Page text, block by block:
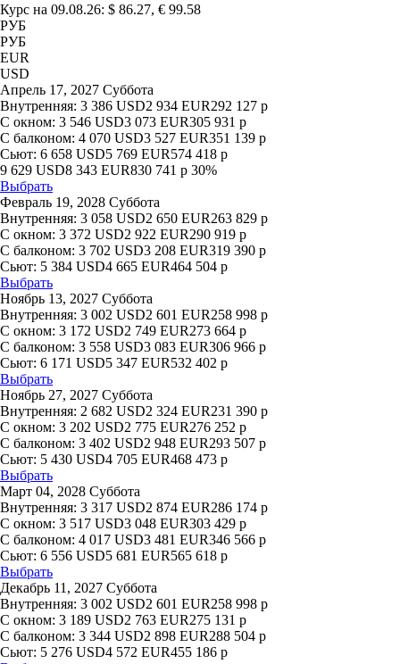
Курс на 09.08.26: $ 86.27, € 99.58
РУБ
РУБ
EUR
USD
Апрель 17, 2027 Суббота
Внутренняя: 3 386 USD2 934 EUR292 127 р
С окном: 3 546 USD3 073 EUR305 931 р
С балконом: 4 070 USD3 527 EUR351 139 р
Сьют: 6 658 USD5 769 EUR574 418 р
9 629 USD8 343 EUR830 741 р 30%
Выбрать
Февраль 19, 2028 Суббота
Внутренняя: 3 058 USD2 650 EUR263 829 р
С окном: 3 372 USD2 922 EUR290 919 р
С балконом: 3 702 USD3 208 EUR319 390 р
Сьют: 5 384 USD4 665 EUR464 504 р
Выбрать
Ноябрь 13, 2027 Суббота
Внутренняя: 3 002 USD2 601 EUR258 998 р
С окном: 3 172 USD2 749 EUR273 664 р
С балконом: 3 558 USD3 083 EUR306 966 р
Сьют: 6 171 USD5 347 EUR532 402 р
Выбрать
Ноябрь 27, 2027 Суббота
Внутренняя: 2 682 USD2 324 EUR231 390 р
С окном: 3 202 USD2 775 EUR276 252 р
С балконом: 3 402 USD2 948 EUR293 507 р
Сьют: 5 430 USD4 705 EUR468 473 р
Выбрать
Март 04, 2028 Суббота
Внутренняя: 3 317 USD2 874 EUR286 174 р
С окном: 3 517 USD3 048 EUR303 429 р
С балконом: 4 017 USD3 481 EUR346 566 р
Сьют: 6 556 USD5 681 EUR565 618 р
Выбрать
Декабрь 11, 2027 Суббота
Внутренняя: 3 002 USD2 601 EUR258 998 р
С окном: 3 189 USD2 763 EUR275 131 р
С балконом: 3 344 USD2 898 EUR288 504 р
Сьют: 5 276 USD4 572 EUR455 186 р